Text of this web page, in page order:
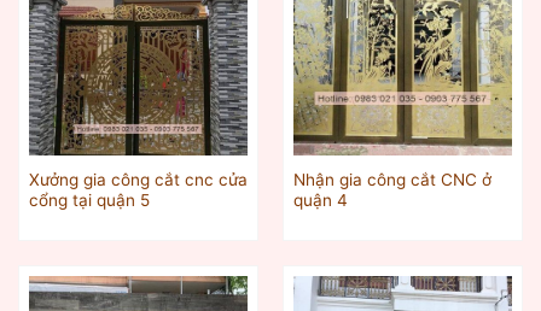
Xưởng gia công cắt cnc cửa
cổng tại quận 5
Nhận gia công cắt CNC ở
quận 4